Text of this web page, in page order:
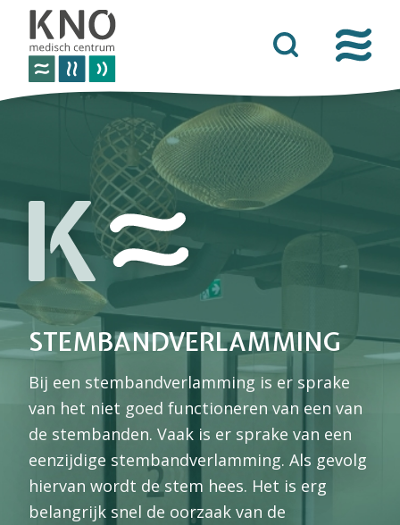
over het knomc
praktische informatie
nieuws
vacatures
afspraken
contact
STEMBANDVERLAMMING
Bij een stembandverlamming is er sprake
van het niet goed functioneren van een van
de stembanden. Vaak is er sprake van een
eenzijdige stembandverlamming. Als gevolg
hiervan wordt de stem hees. Het is erg
belangrijk snel de oorzaak van de